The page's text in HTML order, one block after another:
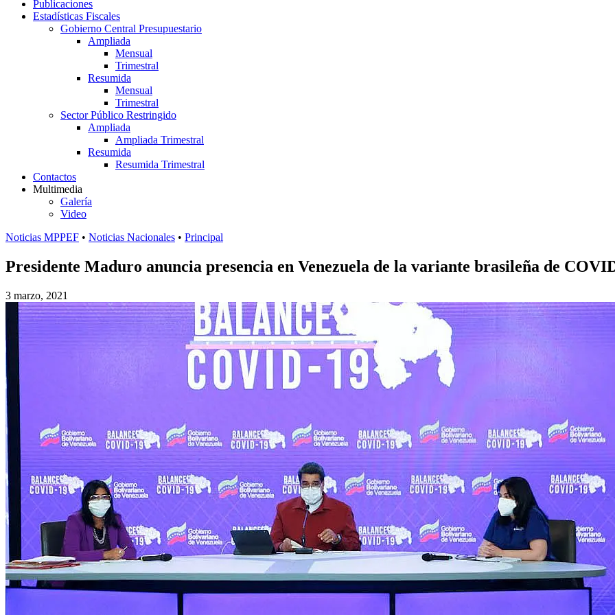
Publicaciones
Estadísticas Fiscales
Gobierno Central Presupuestario
Ampliada
Mensual
Trimestral
Resumida
Mensual
Trimestral
Sector Público Restringido
Ampliada
Ampliada Trimestral
Resumida
Resumida Trimestral
Contactos
Multimedia
Galería
Video
Noticias MPPEF • Noticias Nacionales • Principal
Presidente Maduro anuncia presencia en Venezuela de la variante brasileña de
3 marzo, 2021